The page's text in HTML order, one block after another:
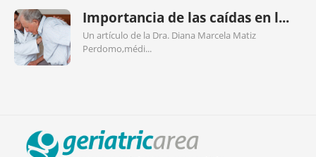
Importancia de las caídas en l...
Un artículo de la Dra. Diana Marcela Matiz
Perdomo,médi...